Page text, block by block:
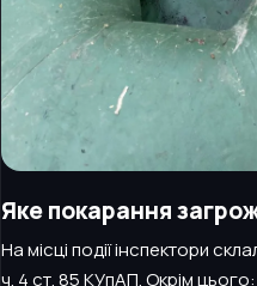
Яке покарання
На місці події інспектори
ч. 4 ст. 85 КУпАП. Окрім цього: